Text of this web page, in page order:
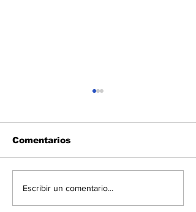
Nguema Obiang
Comentarios
Escribir un comentario...